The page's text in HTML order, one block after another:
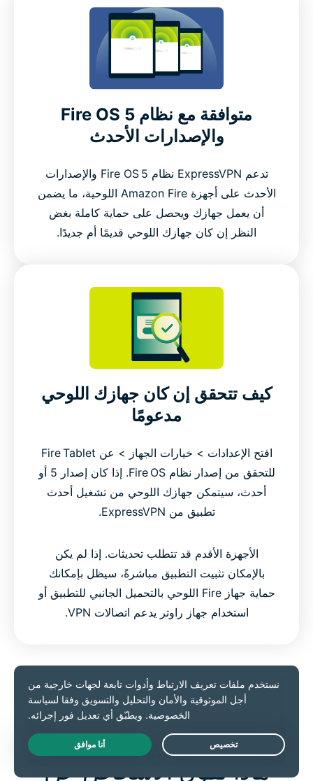
متوافقة مع نظام Fire OS 5
والإصدارات الأحدث
تدعم ExpressVPN نظام Fire OS 5 والإصدارات
الأحدث على أجهزة Amazon Fire اللوحية، ما يضمن
أن يعمل جهازك ويحصل على حماية كاملة بغض
النظر إن كان جهازك اللوحي قديمًا أم جديدًا.
كيف تتحقق إن كان جهازك اللوحي
مدعومًا
افتح الإعدادات > خيارات الجهاز > عن Fire Tablet
للتحقق من إصدار نظام Fire OS. إذا كان إصدار 5 أو
أحدث، سيتمكن جهازك اللوحي من تشغيل أحدث
تطبيق من ExpressVPN.
الأجهزة الأقدم قد تتطلب تحديثات. إذا لم يكن
بالإمكان تثبيت التطبيق مباشرةً، سيظل بإمكانك
حماية جهاز Fire اللوحي بالتحميل الجانبي للتطبيق أو
استخدام جهاز راوتر يدعم اتصالات VPN.
احصل على ExpressVPN
ماذا يقول الأشخاص عنLive Chat